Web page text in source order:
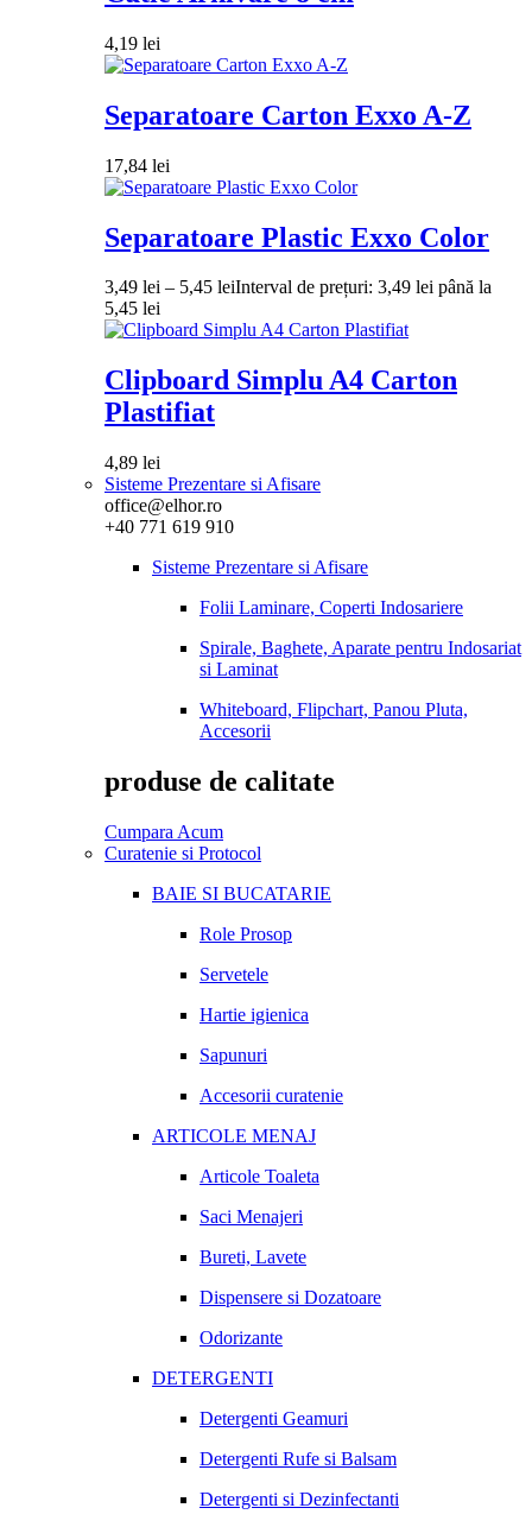
4,19 lei
Separatoare Carton Exxo A-Z
17,84 lei
Separatoare Plastic Exxo Color
3,49 lei – 5,45 leiInterval de prețuri: 3,49 lei până la
5,45 lei
Clipboard Simplu A4 Carton
Plastifiat
4,89 lei
Sisteme Prezentare si Afisare
office@elhor.ro
+40 771 619 910
Sisteme Prezentare si Afisare
Folii Laminare, Coperti Indosariere
Spirale, Baghete, Aparate pentru Indosariat
si Laminat
Whiteboard, Flipchart, Panou Pluta,
Accesorii
produse de calitate
Cumpara Acum
Curatenie si Protocol
BAIE SI BUCATARIE
Role Prosop
Servetele
Hartie igienica
Sapunuri
Accesorii curatenie
ARTICOLE MENAJ
Articole Toaleta
Saci Menajeri
Bureti, Lavete
Dispensere si Dozatoare
Odorizante
DETERGENTI
Detergenti Geamuri
Detergenti Rufe si Balsam
Detergenti si Dezinfectanti